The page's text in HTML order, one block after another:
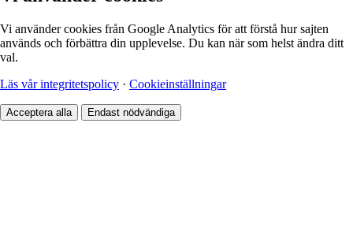
Vi använder cookies från Google Analytics för att förstå hur sajten
används och förbättra din upplevelse. Du kan när som helst ändra ditt
val.
Läs vår integritetspolicy · Cookieinställningar
Acceptera alla Endast nödvändiga